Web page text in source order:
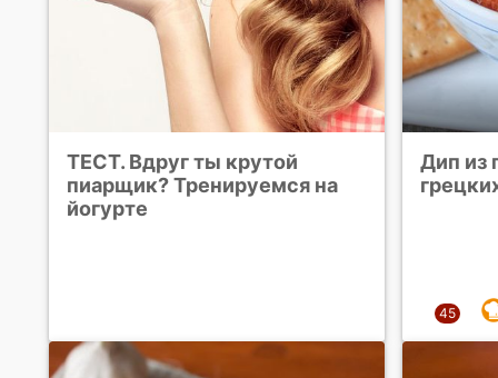
ТЕСТ. Вдруг ты крутой
пиарщик? Тренируемся на
йогурте
Дип из